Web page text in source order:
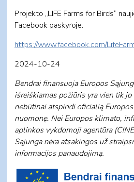
Projekto „LIFE Farms for Birds“
Facebook paskyroje:
https://www.facebook.com/
2024-10-24
Bendrai finansuoja Europos
išreiškiamas požiūris yra vien tik
nebūtinai atspindi oficialią
nuomonę. Nei Europos klimato,
aplinkos vykdomoji agentūra
Sąjunga nėra atsakingos už
informacijos panaudojimą.